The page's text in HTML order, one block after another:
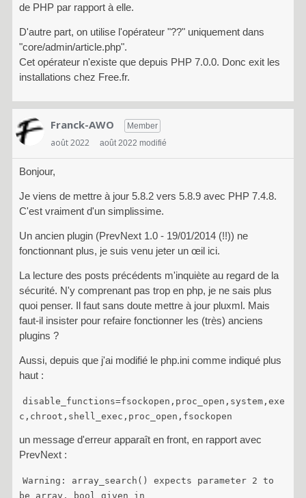
de PHP par rapport à elle.
D'autre part, on utilise l'opérateur "??" uniquement dans
"core/admin/article.php".
Cet opérateur n'existe que depuis PHP 7.0.0. Donc exit les
installations chez Free.fr.
Franck-AWO Member
août 2022 août 2022 modifié
Bonjour,
Je viens de mettre à jour 5.8.2 vers 5.8.9 avec PHP 7.4.8.
C'est vraiment d'un simplissime.
Un ancien plugin (PrevNext 1.0 - 19/01/2014 (!!)) ne
fonctionnant plus, je suis venu jeter un œil ici.
La lecture des posts précédents m'inquiète au regard de la
sécurité. N'y comprenant pas trop en php, je ne sais plus
quoi penser. Il faut sans doute mettre à jour pluxml. Mais
faut-il insister pour refaire fonctionner les (très) anciens
plugins ?
Aussi, depuis que j'ai modifié le php.ini comme indiqué plus
haut :
disable_functions=fsockopen,proc_open,system,exe
c,chroot,shell_exec,proc_open,fsockopen
un message d'erreur apparaît en front, en rapport avec
PrevNext :
Warning: array_search() expects parameter 2 to
be array, bool given in